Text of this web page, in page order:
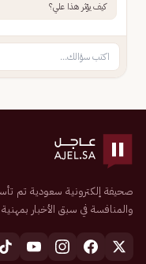
كيف يؤثر هذا علي؟
والمنافسة في سبق الأخبار